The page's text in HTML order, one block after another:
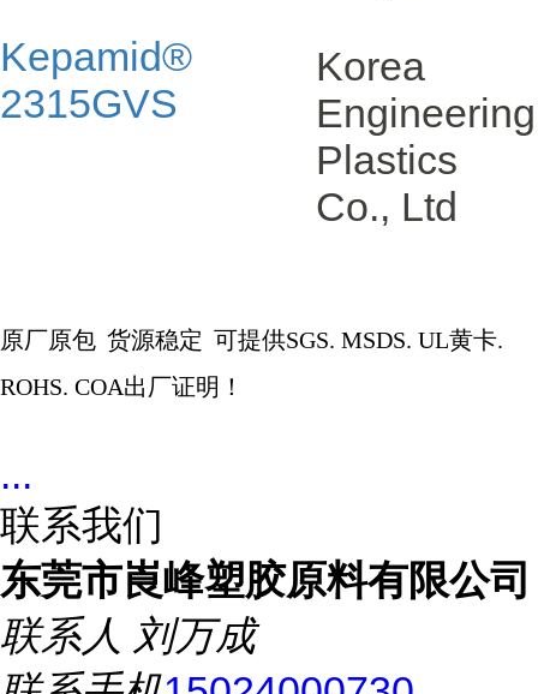
Kepamid®
2315GVS
Korea
Engineering
Plastics
Co., Ltd
原厂原包 货源稳定 可提供SGS. MSDS. UL黄卡.
ROHS. COA出厂证明！
...
联系我们
东莞市崀峰塑胶原料有限公司
联系人 刘万成